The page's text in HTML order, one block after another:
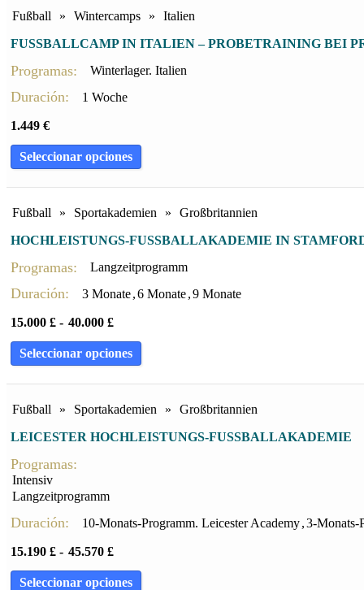
Fußball » Wintercamps »
Italien
FUSSBALLCAMP IN ITALIEN – PROBETRAINING BEI
Programas: Winterlager. Italien
Duración: 1 Woche
1.449 €
Seleccionar opciones
Fußball » Sportakademien »
Großbritannien
HOCHLEISTUNGS-FUSSBALLAKADEMIE IN STAMFORD
Programas: Langzeitprogramm
Duración: 3 Monate ,6 Monate ,9 Monate
15.000 £ - 40.000 £
Seleccionar opciones
Fußball » Sportakademien »
Großbritannien
LEICESTER HOCHLEISTUNGS-FUSSBALLAKADEMIE
Programas:
Intensiv
Langzeitprogramm
Duración: 10-Monats-Programm. Leicester Academy ,3-Monats-
15.190 £ - 45.570 £
Seleccionar opciones